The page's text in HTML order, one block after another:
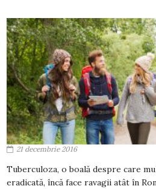
21 decembrie 2016
Tuberculoza, o boală despre care
eradicată, încă face ravagii atât în